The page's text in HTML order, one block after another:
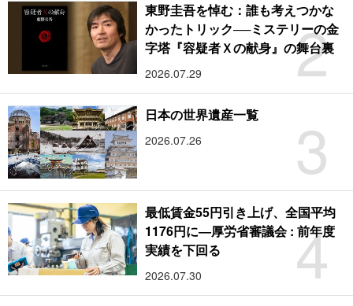
2
東野圭吾を悼む：誰も考えつかな
かったトリック──ミステリーの金
字塔『容疑者Ｘの献身』の舞台裏
2026.07.29
3
日本の世界遺産一覧
2026.07.26
4
最低賃金55円引き上げ、全国平均
1176円に―厚労省審議会 : 前年度
実績を下回る
2026.07.30